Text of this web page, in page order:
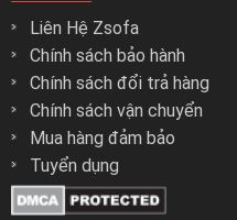
chất lượng nhất.
Với nhiều kiểu dáng độc
mình kiểu dáng ghế sofa
Màu sắc đa dạng khi bạn
hay thay đổi màu sắc của
sofa đẹp nhất.
Không gian sống của bạn
Liên Hệ Zsofa
Chính sách bảo hành
Chính sách đổi trả hàng
Chính sách vận chuyển
Mua hàng đảm bảo
Tuyển dụng